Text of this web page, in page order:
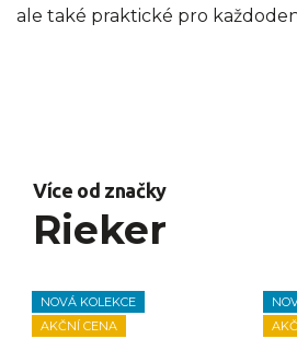
ale také praktické pro
Více od značky
Rieker
NOVÁ KOLEKCE
AKČNÍ CENA